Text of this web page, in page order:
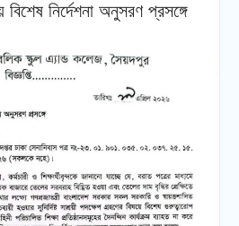
নির্দেশনা অনুসরণ প্রসঙ্গে